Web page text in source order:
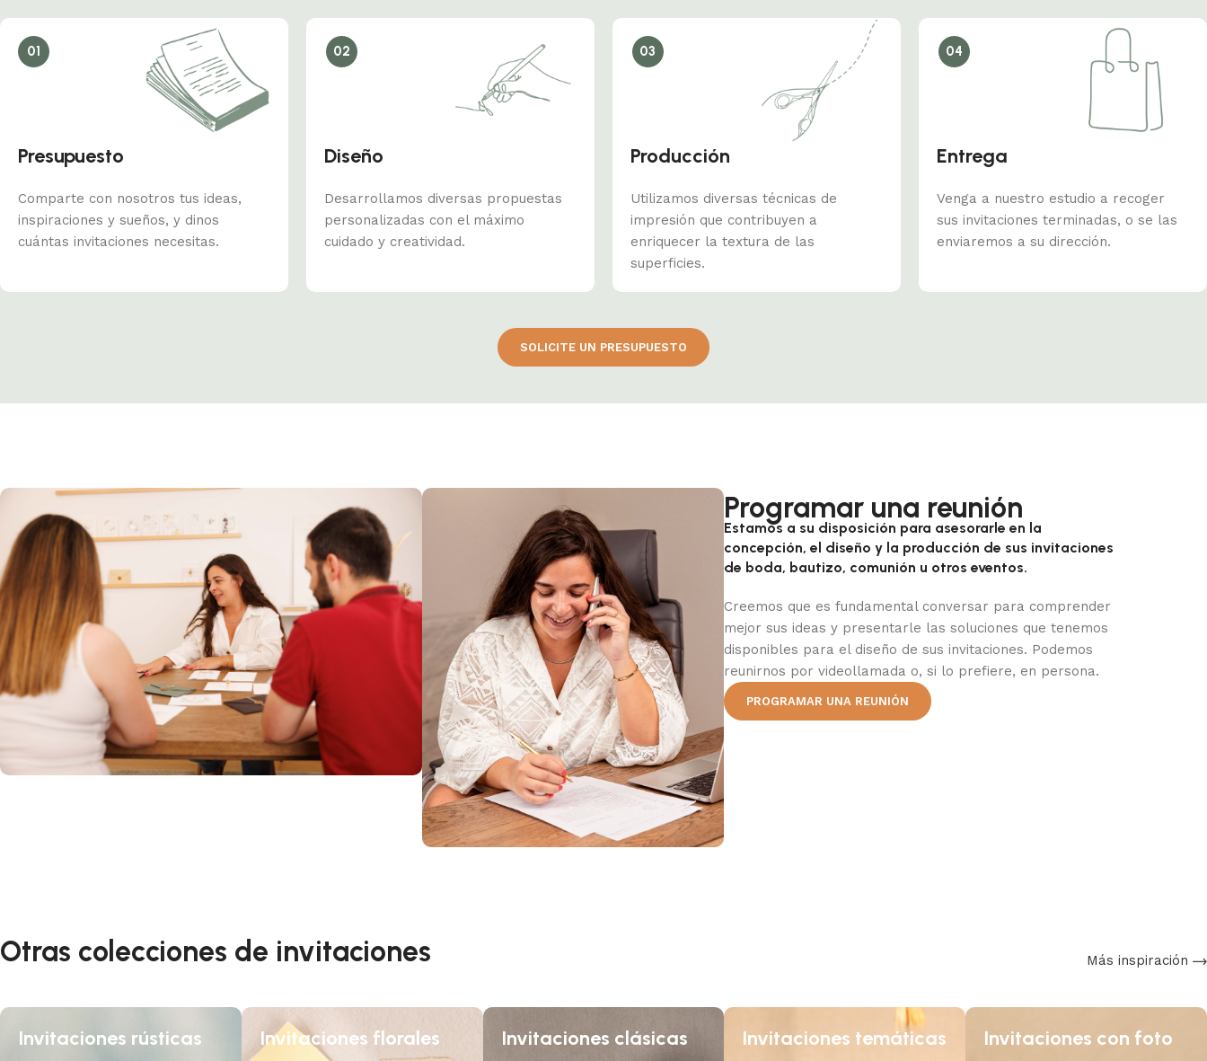
01
Presupuesto
Comparte con nosotros tus ideas,
inspiraciones y sueños, y dinos
cuántas invitaciones necesitas.
02
Diseño
Desarrollamos diversas propuestas
personalizadas con el máximo
cuidado y creatividad.
03
Producción
Utilizamos diversas técnicas de
impresión que contribuyen a
enriquecer la textura de las
superficies.
04
Entrega
Venga a nuestro estudio a recoger
sus invitaciones terminadas, o se las
enviaremos a su dirección.
SOLICITE UN PRESUPUESTO
Programar una reunión
Estamos a su disposición para asesorarle en la
concepción, el diseño y la producción de sus invitaciones
de boda, bautizo, comunión u otros eventos.
Creemos que es fundamental conversar para comprender
mejor sus ideas y presentarle las soluciones que tenemos
disponibles para el diseño de sus invitaciones. Podemos
reunirnos por videollamada o, si lo prefiere, en persona.
PROGRAMAR UNA REUNIÓN
Otras colecciones de invitaciones Más inspiración
Invitaciones rústicas Invitaciones florales Invitaciones clásicas Invitaciones temáticas Invitaciones con foto